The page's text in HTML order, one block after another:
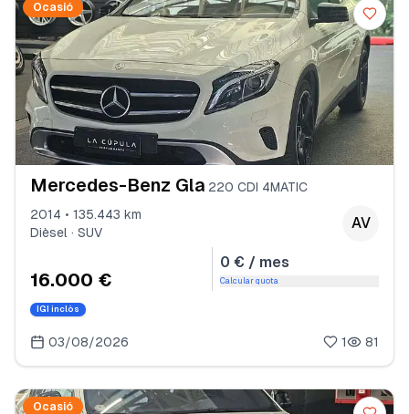
Ocasió
Mercedes-Benz Gla 220 CDI 4MATIC
2014 • 135.443 km
Dièsel · SUV
AV
16.000 €
0 € / mes
Calcular quota
IGI inclòs
03/08/2026 1 81
Ocasió